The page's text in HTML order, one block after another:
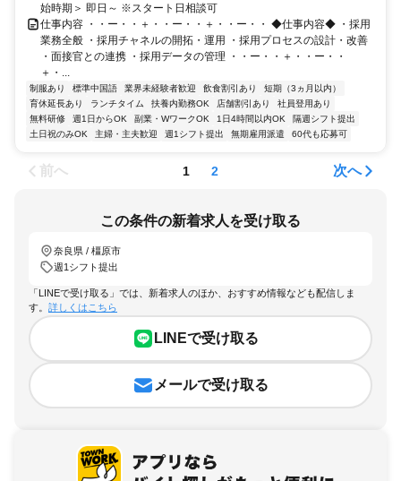
始時期＞ 即日～ ※スタート日相談可
仕事内容 ・・ー・・＋・・ー・・＋・・ー・・ ◆仕事内容◆ ・採用
業務全般 ・採用チャネルの開拓・運用 ・採用プロセスの設計・改善
・面接官との連携 ・採用データの管理 ・・ー・・＋・・ー・・
＋・...
制服あり 標準中国語 業界未経験者歓迎 飲食割引あり
短期（3ヵ月以内）
育休延長あり
ランチタイム 扶養内勤務OK 店舗割引あり
社員登用あり
無料研修
週1日からOK 副業・WワークOK 1日4時間以内OK
隔週シフト提出
土日祝のみOK
主婦・主夫歓迎 週1シフト提出 無期雇用派遣 60代も応募可
前へ 1 2 次へ
この条件の新着求人を受け取る
奈良県 / 橿原市
週1シフト提出
「LINEで受け取る」では、新着求人のほか、おすすめ情報なども配信しま
す。 詳しくはこちら
LINEで受け取る
メールで受け取る